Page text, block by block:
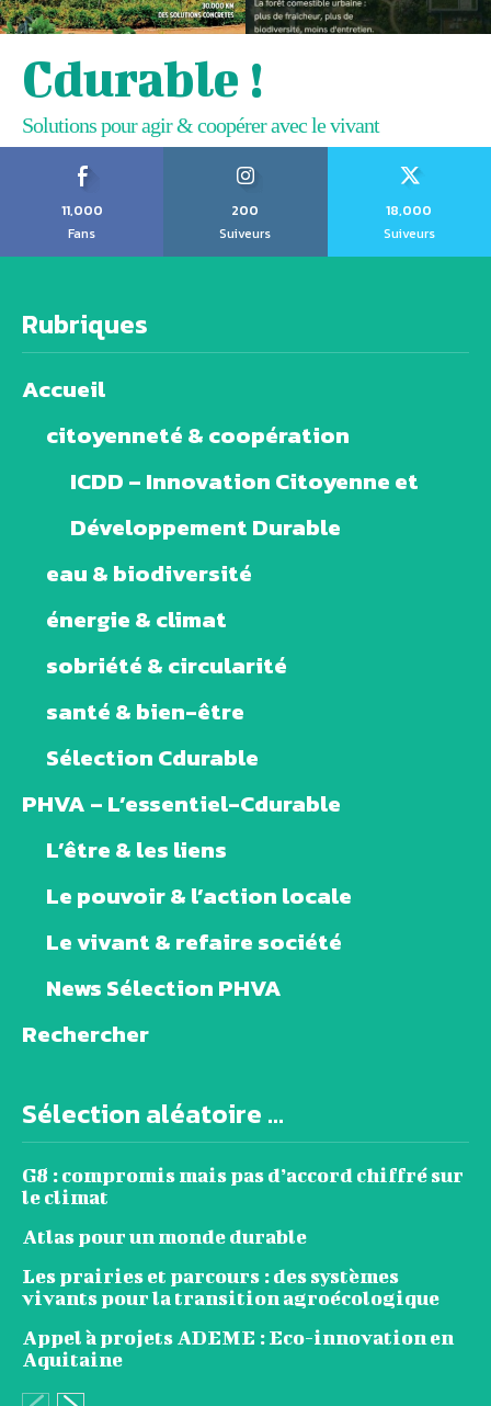
Cdurable !
Solutions pour agir & coopérer avec le vivant
11,000
Fans
200
Suiveurs
18,000
Suiveurs
Rubriques
Accueil
citoyenneté & coopération
ICDD – Innovation Citoyenne et
Développement Durable
eau & biodiversité
énergie & climat
sobriété & circularité
santé & bien-être
Sélection Cdurable
PHVA – L’essentiel-Cdurable
L’être & les liens
Le pouvoir & l’action locale
Le vivant & refaire société
News Sélection PHVA
Rechercher
Sélection aléatoire ...
G8 : compromis mais pas d’accord chiffré sur
le climat
Atlas pour un monde durable
Les prairies et parcours : des systèmes
vivants pour la transition agroécologique
Appel à projets ADEME : Eco-innovation en
Aquitaine